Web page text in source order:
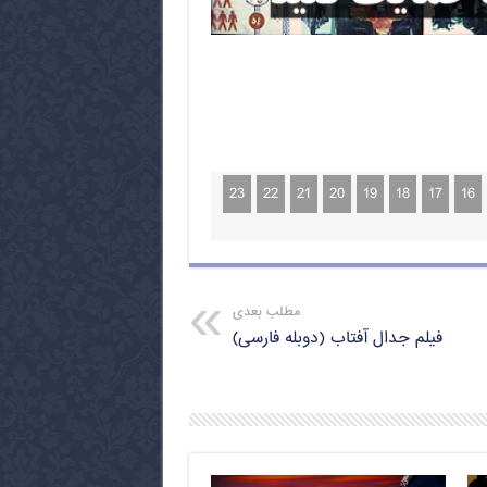
16
17
18
19
20
21
22
23
مطلب بعدی
فیلم جدال آفتاب (دوبله فارسی)